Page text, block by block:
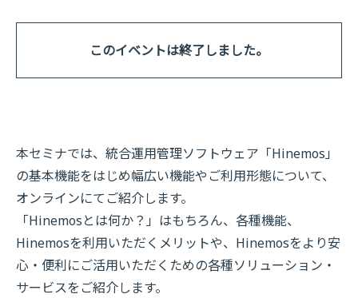
このイベントは終了しました。
本セミナでは、統合運用管理ソフトウェア「Hinemos」
の基本機能をはじめ幅広い機能やご利用形態について、
オンラインにてご紹介します。
「Hinemosとは何か？」はもちろん、各種機能、
Hinemosを利用いただくメリットや、Hinemosをより安
心・便利にご活用いただくための各種ソリューション・
サービスをご紹介します。